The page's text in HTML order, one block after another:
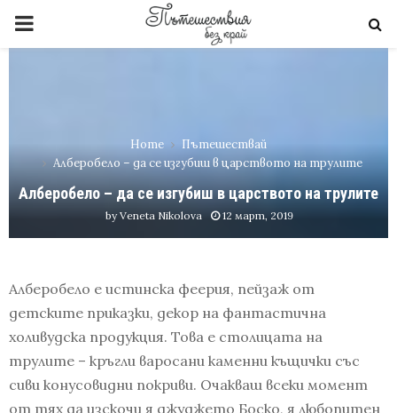
PRIMARY
Home
Пътешествай
Алберобело – да се изгубиш в царството на трулите
Алберобело – да се изгубиш в царството на трулите
byVeneta Nikolova 12 март, 2019
Алберобело е истинска феерия, пейзаж от
детските приказки, декор на фантастична
холивудска продукция. Това е столицата на
трулите – кръгли варосани каменни къщички със
сиви конусовидни покриви. Очакваш всеки момент
от тях да изскочи я джуджето Боско, я любопитен